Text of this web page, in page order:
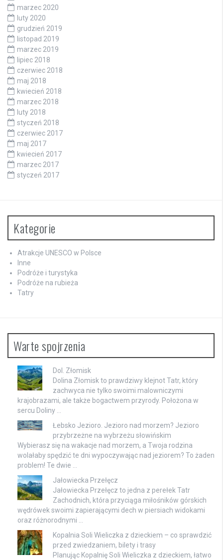
marzec 2020
luty 2020
grudzień 2019
listopad 2019
marzec 2019
lipiec 2018
czerwiec 2018
maj 2018
kwiecień 2018
marzec 2018
luty 2018
styczeń 2018
czerwiec 2017
maj 2017
kwiecień 2017
marzec 2017
styczeń 2017
Kategorie
Atrakcje UNESCO w Polsce
Inne
Podróże i turystyka
Podróże na rubieża
Tatry
Warte spojrzenia
Dol. Złomisk
Dolina Złomisk to prawdziwy klejnot Tatr, który
zachwyca nie tylko swoimi malowniczymi
krajobrazami, ale także bogactwem przyrody. Położona w
sercu Doliny …
Łebsko Jezioro. Jezioro nad morzem? Jezioro
przybrzeżne na wybrzeżu słowińskim
Wybierasz się na wakacje nad morzem, a Twoja rodzina
wolałaby spędzić te dni wypoczywając nad jeziorem? To żaden
problem! Te dwie …
Jałowiecka Przełęcz
Jałowiecka Przełęcz to jedna z perełek Tatr
Zachodnich, która przyciąga miłośników górskich
wędrówek swoimi zapierającymi dech w piersiach widokami
oraz różnorodnymi …
Kopalnia Soli Wieliczka z dzieckiem – co sprawdzić
przed zwiedzaniem, bilety i trasy
Planując Kopalnię Soli Wieliczka z dzieckiem, łatwo